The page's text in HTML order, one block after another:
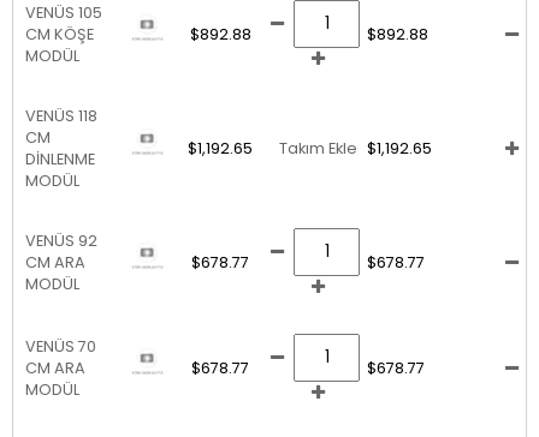
VENÜS 105
CM KÖŞE
MODÜL
$892.88 $892.88
VENÜS 118
CM
DİNLENME
MODÜL
$1,192.65 Takım Ekle $1,192.65
VENÜS 92
CM ARA
MODÜL
$678.77 $678.77
VENÜS 70
CM ARA
MODÜL
$678.77 $678.77